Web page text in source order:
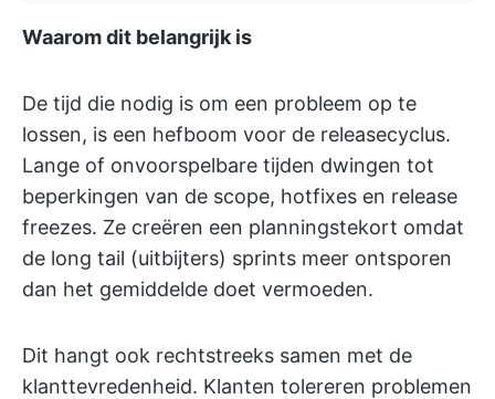
Waarom dit belangrijk is
De tijd die nodig is om een probleem op te
lossen, is een hefboom voor de releasecyclus.
Lange of onvoorspelbare tijden dwingen tot
beperkingen van de scope, hotfixes en release
freezes. Ze creëren een planningstekort omdat
de long tail (uitbijters) sprints meer ontsporen
dan het gemiddelde doet vermoeden.
Dit hangt ook rechtstreeks samen met de
klanttevredenheid. Klanten tolereren problemen